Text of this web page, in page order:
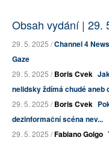
Obsah vydání | 29.
29. 5. 2025 /Channel 4
Gaze
29. 5. 2025 /Boris Cvek
nelidsky ždímá chudé aneb
29. 5. 2025 /Boris Cvek
dezinformační scéna nev...
29. 5. 2025 /Fabiano Golgo